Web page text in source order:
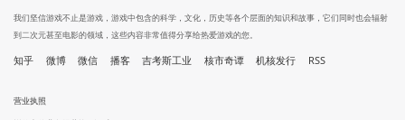
我们坚信游戏不止是游戏，游戏中包含的科学，文化，历史等各个层面的知识和故事，它们同时也会辐射
到二次元甚至电影的领域，这些内容非常值得分享给热爱游戏的您。
知乎 微博 微信 播客 吉考斯工业 核市奇谭 机核发行 RSS
营业执照